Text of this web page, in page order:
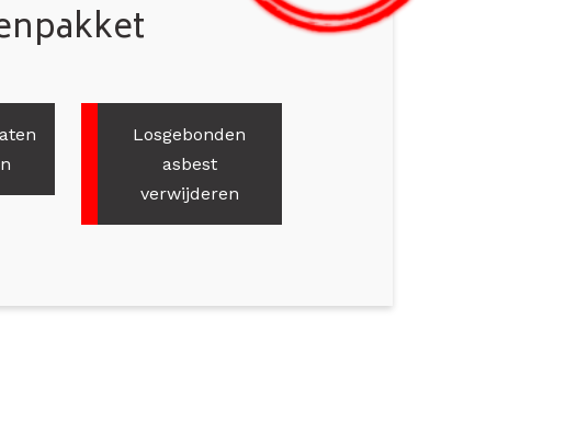
Losgebonden
asbest
verwijderen